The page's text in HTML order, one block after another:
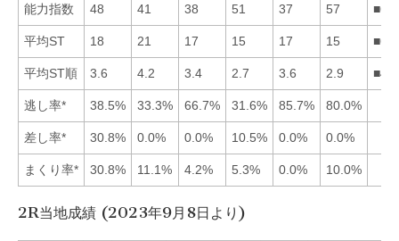
能力指数 48 41 38 51 37 57
平均ST 18 21 17 15 17 15
平均ST順 3.6 4.2 3.4 2.7 3.6 2.9
逃し率* 38.5% 33.3% 66.7% 31.6% 85.7% 80.0%
差し率* 30.8% 0.0% 0.0% 10.5% 0.0% 0.0%
まくり率* 30.8% 11.1% 4.2% 5.3% 0.0% 10.0%
2R当地成績 (2023年9月8日より)